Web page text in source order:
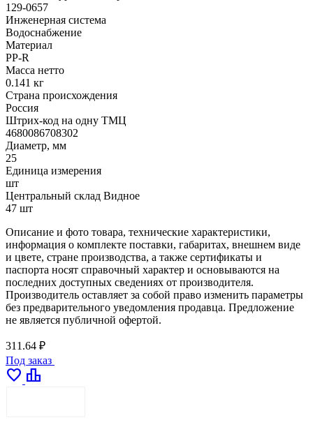
129-0657
Инженерная система
Водоснабжение
Материал
PP-R
Масса нетто
0.141 кг
Страна происхождения
Россия
Штрих-код на одну ТМЦ
4680086708302
Диаметр, мм
25
Единица измерения
шт
Центральный склад Видное
47 шт
Описание и фото товара, технические характеристики,
информация о комплекте поставки, габаритах, внешнем виде
и цвете, стране производства, а также сертификаты и
паспорта носят справочный характер и основываются на
последних доступных сведениях от производителя.
Производитель оставляет за собой право изменить параметры
без предварительного уведомления продавца. Предложение
не является публичной офертой.
311.64 ₽
Под заказ
favorite leaderboard